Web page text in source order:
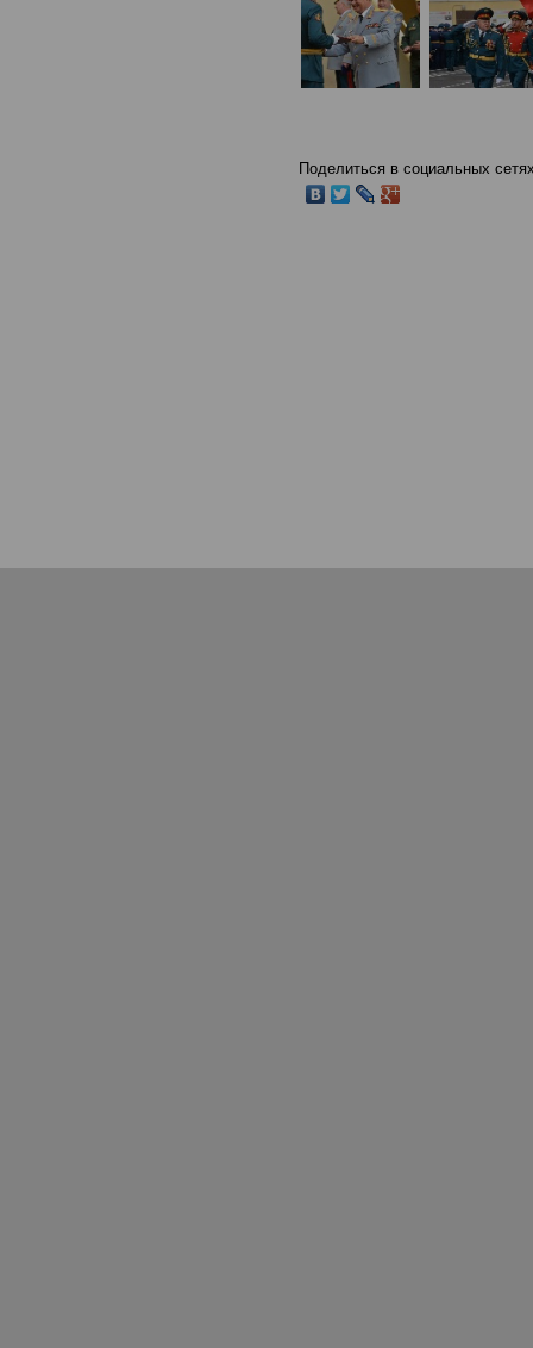
Поделиться в социальных